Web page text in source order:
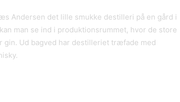
Andersen det lille smukke destilleri på en gård i
man se ind i produktionsrummet, hvor de store
gin. Ud bagved har destilleriet træfade med